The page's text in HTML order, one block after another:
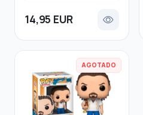
14,95 EUR
AGOTADO